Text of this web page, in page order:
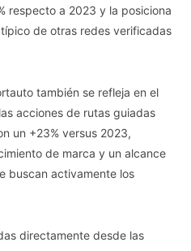
respecto a 2023 y la posiciona
de otras redes verificadas
también se refleja en el
acciones de rutas guiadas
un +23% versus 2023,
de marca y un alcance
buscan activamente los
directamente desde las